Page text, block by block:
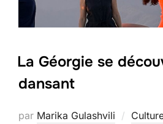
La Géorgie se
dansant
par Marika Gulashvili